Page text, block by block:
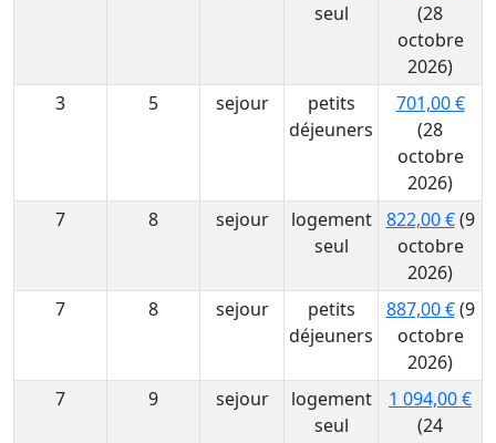
seul
(28
octobre
2026)
3
5 sejour
petits
déjeuners
701,00 €
(28
octobre
2026)
7
8 sejour
logement
seul
822,00 €(9
octobre
2026)
7
8 sejour
petits
déjeuners
887,00 €(9
octobre
2026)
7
9 sejour
logement
seul
1 094,00 €
(24